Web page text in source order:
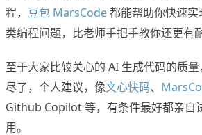
程， 豆包 MarsCode都能帮助你快速
类编程问题，比老师手把手教你还更有
至于大家比较关心的 AI 生成代码的质
尽了，个人建议，像文心快码、
Github Copilot 等，有条件最好都亲自
用。